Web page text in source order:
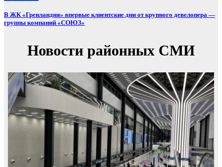
В ЖК «Гренландия» впервые клиентские дни от крупного девелопера —
группы компаний «СОЮЗ»